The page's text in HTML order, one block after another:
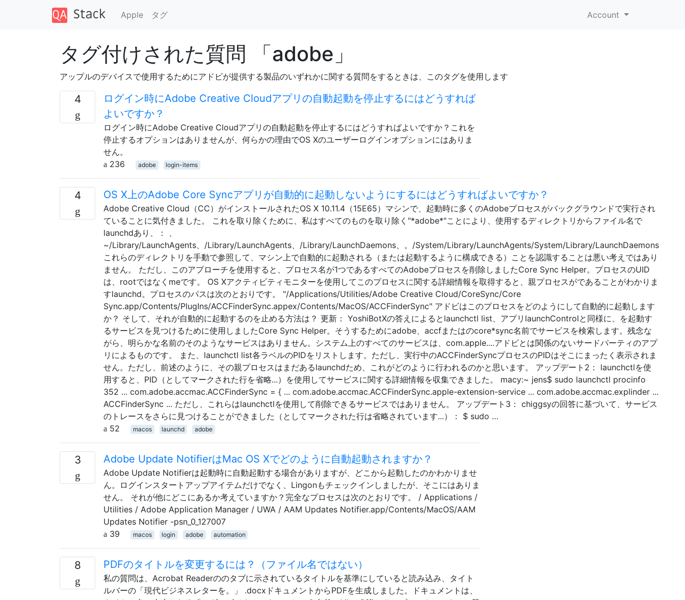
Apple タグ Account
タグ付けされた質問 「adobe」
アップルのデバイスで使用するためにアドビが提供する製品のいずれかに関する質問をするときは、このタグを使用します
4
ログイン時にAdobe Creative Cloudアプリの自動起動を停止するにはどうすれば
よいですか？
ログイン時にAdobe Creative Cloudアプリの自動起動を停止するにはどうすればよいですか？これを
停止するオプションはありませんが、何らかの理由でOS Xのユーザーログインオプションにはありま
せん。
236
adobe login-items
4 OS X上のAdobe Core Syncアプリが自動的に起動しないようにするにはどうすればよいですか？
Adobe Creative Cloud（CC）がインストールされたOS X 10.11.4（15E65）マシンで、起動時に多くのAdobeプロセスがバックグラウンドで実行され
ていることに気付きました。 これを取り除くために、私はすべてのものを取り除く"*adobe*"ことにより、使用するディレクトリからファイル名で
launchdあり、： 、
~/Library/LaunchAgents、/Library/LaunchAgents、/Library/LaunchDaemons、。/System/Library/LaunchAgents/System/Library/LaunchDaemons
これらのディレクトリを手動で参照して、マシン上で自動的に起動される（または起動するように構成できる）ことを認識することは悪い考えではあり
ません。 ただし、このアプローチを使用すると、プロセス名が1つであるすべてのAdobeプロセスを削除しましたCore Sync Helper。プロセスのUID
は、rootではなくmeです。 OS Xアクティビティモニターを使用してこのプロセスに関する詳細情報を取得すると、親プロセスがであることがわかりま
すlaunchd。プロセスのパスは次のとおりです。 "/Applications/Utilities/Adobe Creative Cloud/CoreSync/Core
Sync.app/Contents/PlugIns/ACCFinderSync.appex/Contents/MacOS/ACCFinderSync" アドビはこのプロセスをどのようにして自動的に起動します
か？ そして、それが自動的に起動するのを止める方法は？ 更新： YoshiBotXの答えによるとlaunchctl list、アプリlaunchControlと同様に、を起動す
るサービスを見つけるために使用しましたCore Sync Helper。そうするためにadobe、accfまたはのcore*sync名前でサービスを検索します。残念な
がら、明らかな名前のそのようなサービスはありません。システム上のすべてのサービスは、com.apple....アドビとは関係のないサードパーティのアプ
リによるものです。 また、launchctl list各ラベルのPIDをリストします。ただし、実行中のACCFinderSyncプロセスのPIDはそこにまったく表示されま
せん。ただし、前述のように、その親プロセスはまだあるlaunchdため、これがどのように行われるのかと思います。 アップデート2： launchctlを使
用すると、PID（としてマークされた行を省略...）を使用してサービスに関する詳細情報を収集できました。 macy:~ jens$ sudo launchctl procinfo
352 ... com.adobe.accmac.ACCFinderSync = { ... com.adobe.accmac.ACCFinderSync.apple-extension-service ... com.adobe.accmac.explinder ...
ACCFinderSync ... ただし、これらはlaunchctlを使用して削除できるサービスではありません。 アップデート3： chiggsyの回答に基づいて、サービス
のトレースをさらに見つけることができました（としてマークされた行は省略されています...）： $ sudo …
52
macos launchd adobe
3 Adobe Update NotifierはMac OS Xでどのように自動起動されますか？
Adobe Update Notifierは起動時に自動起動する場合がありますが、どこから起動したのかわかりませ
ん。ログインスタートアップアイテムだけでなく、Lingonもチェックインしましたが、そこにはありま
せん。 それが他にどこにあるか考えていますか？完全なプロセスは次のとおりです。 / Applications /
Utilities / Adob​​e Application Manager / UWA / AAM Updates Notifier.app/Contents/MacOS/AAM
Updates Notifier -psn_0_127007
39
macos login adobe automation
8 PDFのタイトルを変更するには？（ファイル名ではない）
私の質問は、Acrobat Readerののタブに示されているタイトルを基準にしていると読み込み、タイト
ルバーの「現代ビジネスレターを。」 .docxドキュメントからPDFを生成しました。ドキュメントは、